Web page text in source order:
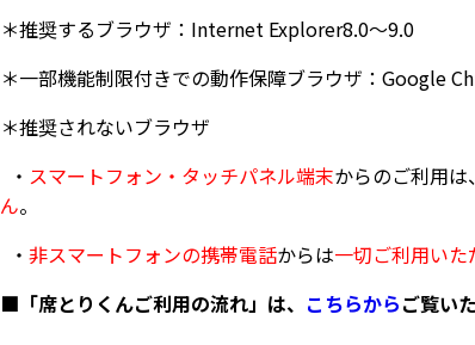
＊推奨するブラウザ：Internet Explorer8.0～9.0
＊一部機能制限付きでの動作保障ブラウザ：Google
＊推奨されないブラウザ
・ スマートフォン・タッチパネル端末からのご利用は
ん。
・ 非スマートフォンの携帯電話からは一切ご利用いた
■「席とりくんご利用の流れ」は、 こちらからご覧い